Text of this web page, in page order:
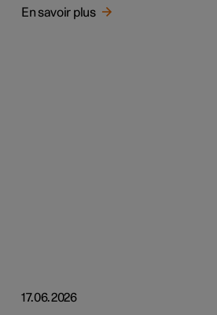
En savoir plus
17.06.2026